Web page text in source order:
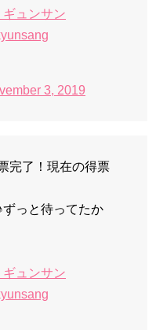
ュンサン
3, 2019
完了！現在の得票
っと待ってたか
ュンサン